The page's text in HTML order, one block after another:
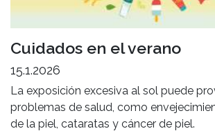
Cuidados en el verano
15.1.2026
La exposición excesiva al sol puede
problemas de salud, como
de la piel, cataratas y cáncer de piel.